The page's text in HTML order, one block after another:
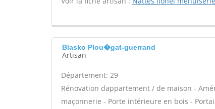
Blasko Plou�gat-guerrand
Artisan
Département: 29
Rénovation dappartement / de maison -
maçonnerie - Porte intérieure en bois -